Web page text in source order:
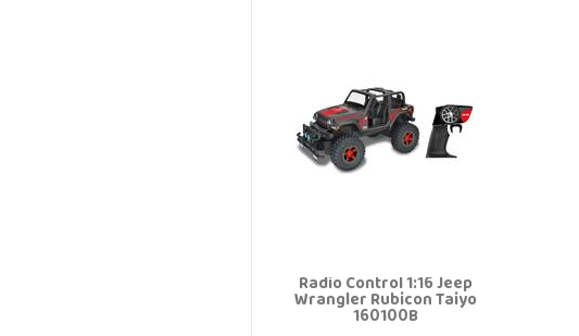
Radio Control 1:16 Jeep
Wrangler Rubicon Taiyo
160100B